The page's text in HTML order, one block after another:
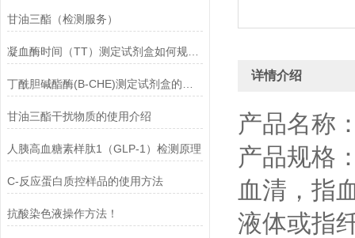
甘油三酯（检测服务）
凝血酶时间（TT）测定试剂盒如何规范操作
甘油三酯干扰物质的使用介绍
人胰高血糖素样肽1（GLP-1）检测原理
C-反应蛋白质控样品的使用方法
抗酸染色液操作方法！
详情介绍
产品名称
产品规格
血清，指
液体或指